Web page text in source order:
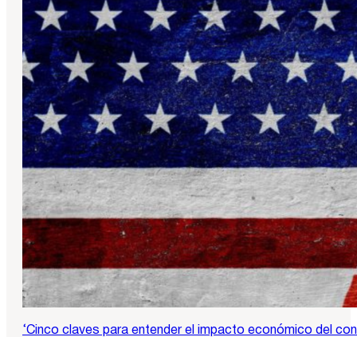
‘Cinco claves para entender el impacto económico del